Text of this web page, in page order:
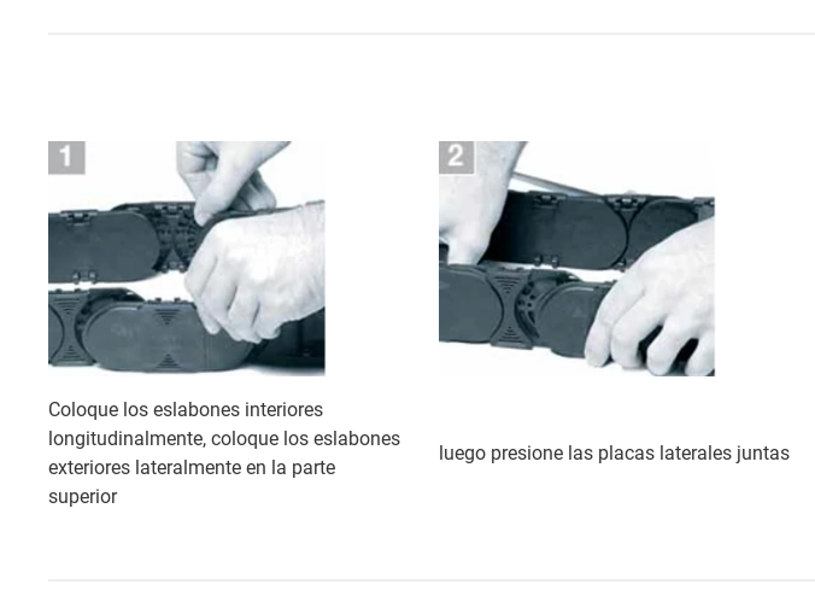
Coloque los eslabones interiores
longitudinalmente, coloque los eslabones
exteriores lateralmente en la parte
superior
luego presione las placas laterales juntas